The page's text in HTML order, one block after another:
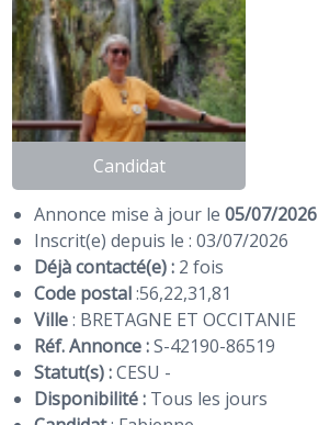
Candidat
Annonce mise à jour le05/07/2026
Inscrit(e) depuis le : 03/07/2026
Déjà contacté(e) : 2 fois
Code postal:56,22,31,81
Ville: BRETAGNE ET OCCITANIE
Réf. Annonce :S-42190-86519
Statut(s) :CESU -
Disponibilité : Tous les jours